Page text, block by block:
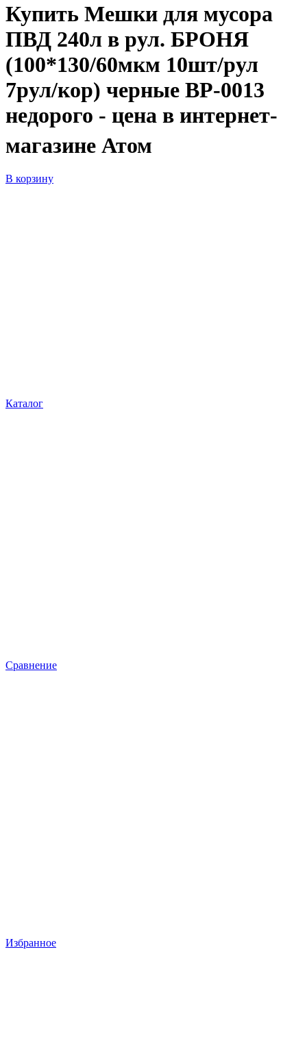
Купить Мешки для мусора
ПВД 240л в рул. БРОНЯ
(100*130/60мкм 10шт/рул
7рул/кор) черные ВР-0013
недорого - цена в интернет-
магазине Атом
В корзину
Каталог
Сравнение
Избранное